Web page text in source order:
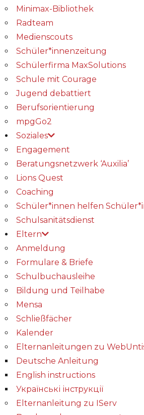
Minimax-Bibliothek​
Radteam
Medienscouts
Schüler*innenzeitung
Schülerfirma MaxSolutions
Schule mit Courage
Jugend debattiert
Berufsorientierung
mpgGo2
Soziales
Engagement
Beratungsnetzwerk ‘Auxilia’
Lions Quest
Coaching
Schüler*innen helfen
Schulsanitätsdienst
Eltern
Anmeldung
Formulare & Briefe
Schulbuchausleihe
Bildung und Teilhabe
Mensa
Schließfächer
Kalender
Elternanleitungen zu
Deutsche Anleitung
English instructions
Українські інструкції
Elternanleitung zu IServ